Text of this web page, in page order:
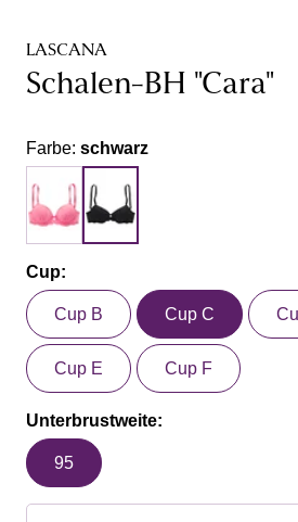
LASCANA
Schalen-BH "Cara"
Farbe: schwarz
Cup:
Cup B Cup C
Cup E Cup F
Unterbrustweite:
95